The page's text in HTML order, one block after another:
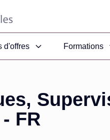
d'offres Formations
FR